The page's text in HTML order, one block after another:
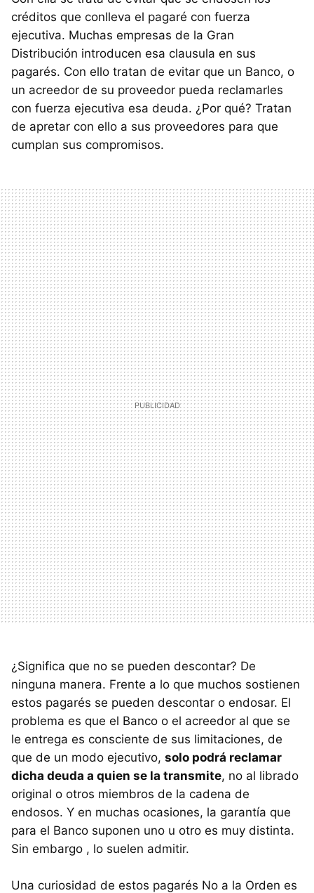
créditos que conlleva el pagaré con fuerza
ejecutiva. Muchas empresas de la Gran
Distribución introducen esa clausula en sus
pagarés. Con ello tratan de evitar que un Banco, o
un acreedor de su proveedor pueda reclamarles
con fuerza ejecutiva esa deuda. ¿Por qué? Tratan
de apretar con ello a sus proveedores para que
cumplan sus compromisos.
¿Significa que no se pueden descontar? De
ninguna manera. Frente a lo que muchos sostienen
estos pagarés se pueden descontar o endosar. El
problema es que el Banco o el acreedor al que se
le entrega es consciente de sus limitaciones, de
que de un modo ejecutivo, solo podrá reclamar
dicha deuda a quien se la transmite, no al librado
original o otros miembros de la cadena de
endosos. Y en muchas ocasiones, la garantía que
para el Banco suponen uno u otro es muy distinta.
Sin embargo , lo suelen admitir.
Una curiosidad de estos pagarés No a la Orden es